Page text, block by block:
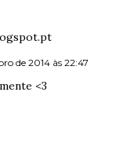
de 2014 às 22:47
<3